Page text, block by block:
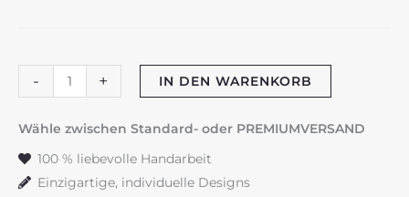
-
Taufkerze
"Blumenwiese"
Kirche
+ IN DEN WARENKORB
Wähle zwischen Standard- oder PREMIUMVERSAND
100 % liebevolle Handarbeit
Einzigartige, individuelle Designs